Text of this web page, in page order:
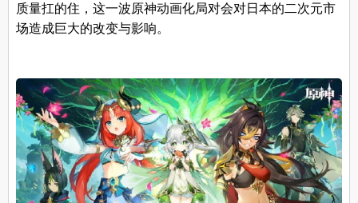
质量扛的住，这一波原神动画化局对会对日本的二次元市
场造成巨大的改变与影响。